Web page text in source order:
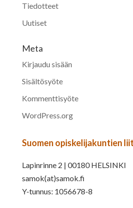
Tiedotteet
Uutiset
Meta
Kirjaudu sisään
Sisältösyöte
Kommenttisyöte
WordPress.org
Suomen opiskelijakuntien
Lapinrinne 2 | 00180 HELSINKI
samok(at)samok.fi
Y-tunnus: 1056678-8